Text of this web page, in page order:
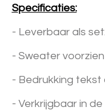
Specificaties:
- Leverbaar als
- Sweater
- Bedrukking
- Verkrijgbaar in de